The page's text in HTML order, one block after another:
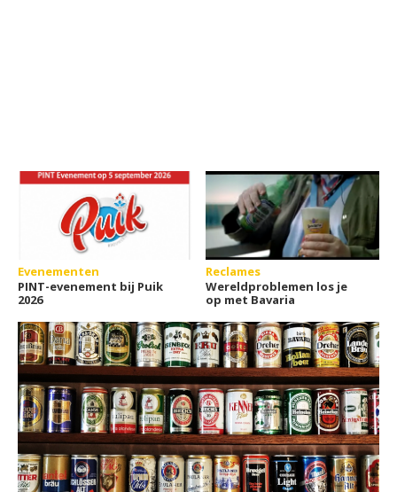
Evenementen
PINT-evenement bij Puik
2026
Reclames
Wereldproblemen los je
op met Bavaria